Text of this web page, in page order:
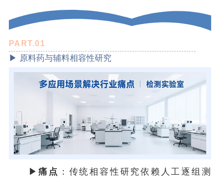
PART.0 1
▶ 原料药与辅料相容性研究
▶痛点 ：传统相容性研究依赖人工逐组测